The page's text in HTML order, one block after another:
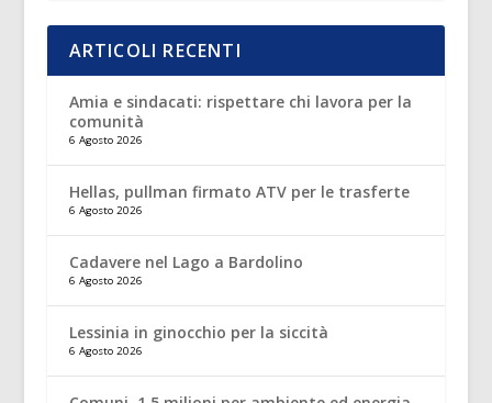
ARTICOLI RECENTI
Amia e sindacati: rispettare chi lavora per la
comunità
6 Agosto 2026
Hellas, pullman firmato ATV per le trasferte
6 Agosto 2026
Cadavere nel Lago a Bardolino
6 Agosto 2026
Lessinia in ginocchio per la siccità
6 Agosto 2026